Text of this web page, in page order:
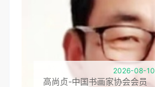
2026-08-10
高尚贞-中国书画家协会会员